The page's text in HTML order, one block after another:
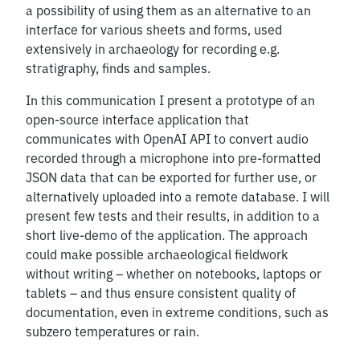
a possibility of using them as an alternative to an
interface for various sheets and forms, used
extensively in archaeology for recording e.g.
stratigraphy, finds and samples.
In this communication I present a prototype of an
open-source interface application that
communicates with OpenAI API to convert audio
recorded through a microphone into pre-formatted
JSON data that can be exported for further use, or
alternatively uploaded into a remote database. I will
present few tests and their results, in addition to a
short live-demo of the application. The approach
could make possible archaeological fieldwork
without writing – whether on notebooks, laptops or
tablets – and thus ensure consistent quality of
documentation, even in extreme conditions, such as
subzero temperatures or rain.